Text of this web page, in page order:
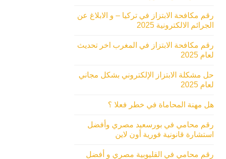
رقم مكافحة الابتزاز في تركيا – و الابلاغ عن
الجرائم الالكترونية 2025
رقم مكافحة الابتزاز في المغرب اخر تحديث
لعام 2025
حل مشكلة الابتزاز الإلكتروني بشكل مجاني
لعام 2025
هل مهنة المحاماة في خطر فعلا ؟
رقم محامي في بورسعيد مصري وأفضل
استشارة قانونية فورية أون لاين
رقم محامي في القليوبية مصري و أفضل